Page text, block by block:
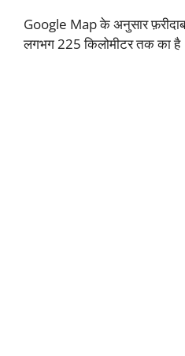
Google Map के अनुसार
लगभग 225 किलोमीटर तक का है